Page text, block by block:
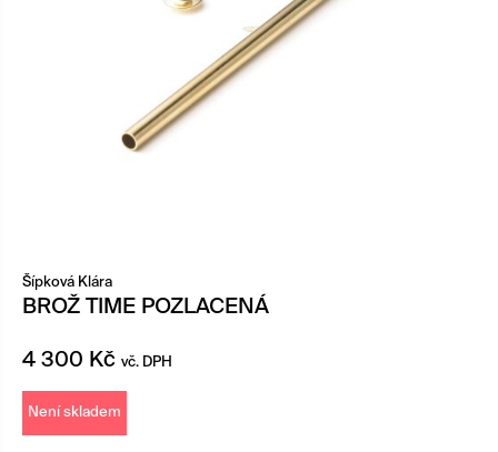
Šípková Klára
BROŽ TIME POZLACENÁ
4 300 Kč vč. DPH
Není skladem